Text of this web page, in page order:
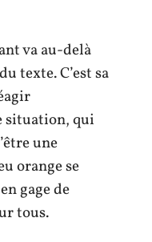
va au-delà
texte. C’est sa
situation, qui
une
orange se
gage de
tous.